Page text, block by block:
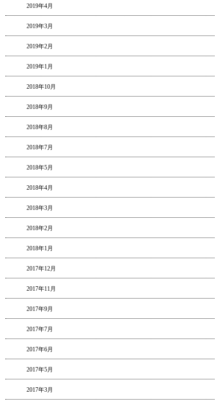
2019年4月
2019年3月
2019年2月
2019年1月
2018年10月
2018年9月
2018年8月
2018年7月
2018年5月
2018年4月
2018年3月
2018年2月
2018年1月
2017年12月
2017年11月
2017年9月
2017年7月
2017年6月
2017年5月
2017年3月